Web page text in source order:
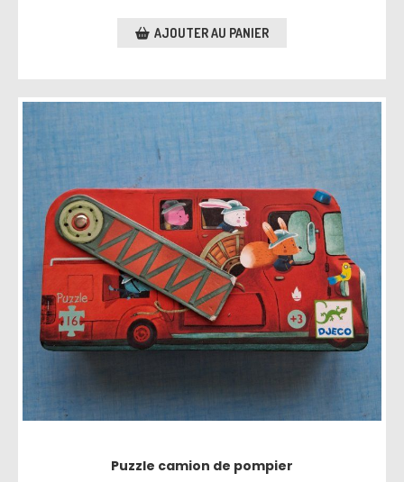
AJOUTER AU PANIER
Puzzle camion de pompier